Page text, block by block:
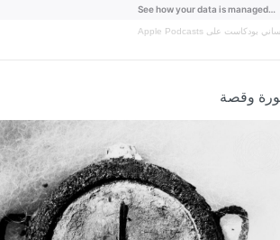
بودكاست على Apple Podcasts
وقصة